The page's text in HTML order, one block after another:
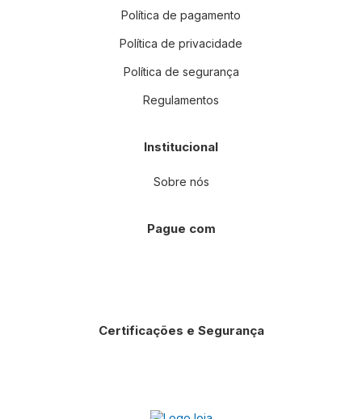
Política de pagamento
Política de privacidade
Política de segurança
Regulamentos
Institucional
Sobre nós
Pague com
Certificações e Segurança